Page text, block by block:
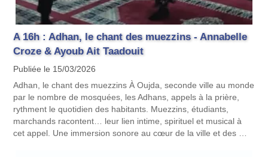
A 16h : Adhan, le chant des muezzins - Annabelle
Croze & Ayoub Ait Taadouit
Publiée le 15/03/2026
Adhan, le chant des muezzins À Oujda, seconde ville au monde
par le nombre de mosquées, les Adhans, appels à la prière,
rythment le quotidien des habitants. Muezzins, étudiants,
marchands racontent… leur lien intime, spirituel et musical à
cet appel. Une immersion sonore au cœur de la ville et des …